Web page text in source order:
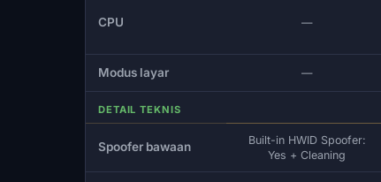
CPU —
Modus layar —
DETAIL TEKNIS
Spoofer bawaan
Built-in HWID Spoofer:
Yes + Cleaning